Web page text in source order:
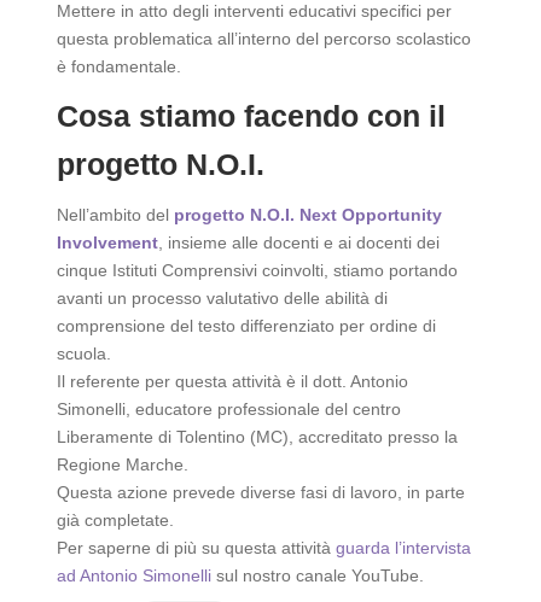
Mettere in atto degli interventi educativi specifici per
questa problematica all’interno del percorso scolastico
è fondamentale.
Cosa stiamo facendo con il
progetto N.O.I.
Nell’ambito del progetto N.O.I. Next Opportunity
Involvement, insieme alle docenti e ai docenti dei
cinque Istituti Comprensivi coinvolti, stiamo portando
avanti un processo valutativo delle abilità di
comprensione del testo differenziato per ordine di
scuola.
Il referente per questa attività è il dott. Antonio
Simonelli, educatore professionale del centro
Liberamente di Tolentino (MC), accreditato presso la
Regione Marche.
Questa azione prevede diverse fasi di lavoro, in parte
già completate.
Per saperne di più su questa attività guarda l’intervista
ad Antonio Simonelli sul nostro canale YouTube.